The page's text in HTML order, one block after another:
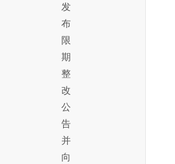
发
布
限
期
整
改
公
告
并
向